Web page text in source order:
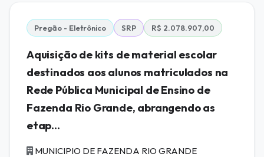
Pregão - Eletrônico SRP R$ 2.078.907,00
Aquisição de kits de material escolar
destinados aos alunos matriculados na
Rede Pública Municipal de Ensino de
Fazenda Rio Grande, abrangendo as
etap...
MUNICIPIO DE FAZENDA RIO GRANDE